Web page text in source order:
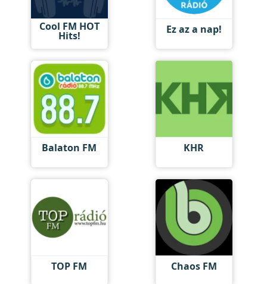
Cool FM HOT
Hits! Ez az a nap!
Balaton FM KHR
TOP FM Chaos FM